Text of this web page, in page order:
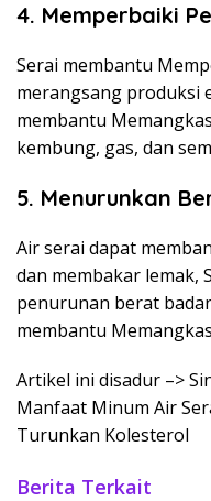
4. Memperbaiki
Serai membantu
merangsang produksi
membantu
kembung, gas, dan
5. Menurunkan
Air serai dapat
dan membakar lemak,
penurunan berat
membantu
Artikel ini disadur –>
Manfaat Minum Air
Turunkan Kolesterol
Berita Terkait